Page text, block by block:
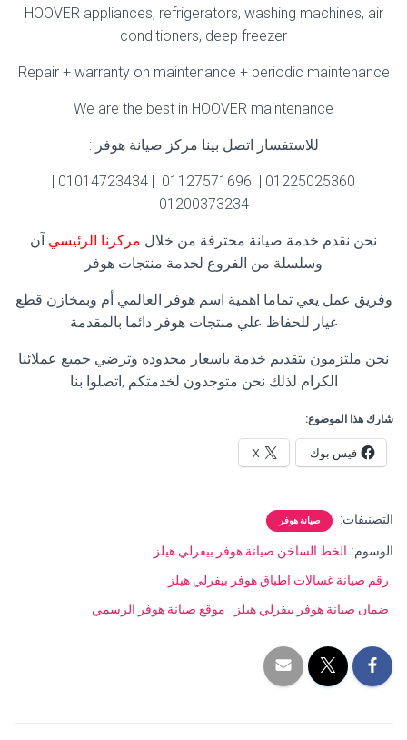
HOOVER appliances, refrigerators, washing machines, air
conditioners, deep freezer
Repair + warranty on maintenance + periodic maintenance
We are the best in HOOVER maintenance
للاستفسار اتصل بينا مركز صيانة هوفر :
01225025360 | 01127571696 | 01014723434 |
01200373234
نحن نقدم خدمة صيانة محترفة من خلال مركزنا الرئيسي آن
وسلسلة من الفروع لخدمة منتجات هوفر
وفريق عمل يعي تماما اهمية اسم هوفر العالمي أم وبمخازن قطع
غيار للحفاظ علي منتجات هوفر دائما بالمقدمة
نحن ملتزمون بتقديم خدمة باسعار محدوده وترضي جميع عملائنا
الكرام لذلك نحن متوجدون لخدمتكم ,اتصلوا بنا
شارك هذا الموضوع:
فيس بوك X
التصنيفات: صيانة هوفر
الوسوم: الخط الساخن صيانة هوفر بيفرلي هيلز
رقم صيانة غسالات اطباق هوفر بيفرلي هيلز
ضمان صيانة هوفر بيفرلي هيلز
موقع صيانة هوفر الرسمي